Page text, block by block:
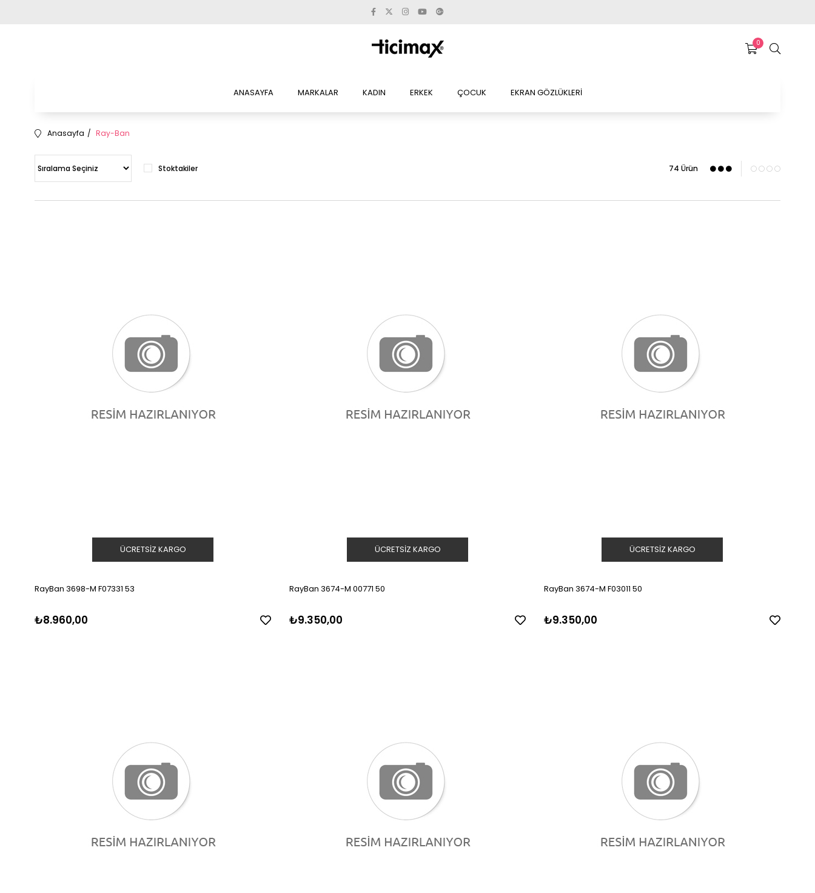
0
ANASAYFA MARKALAR KADIN ERKEK ÇOCUK EKRAN GÖZLÜKLERİ
Anasayfa Ray-Ban
Stoktakiler 74 Ürün
RayBan 3698-M F07331 53
₺8.960,00
ÜCRETSIZ KARGO
RayBan 3674-M 00771 50
₺9.350,00
ÜCRETSIZ KARGO
RayBan 3674-M F03011 50
₺9.350,00
ÜCRETSIZ KARGO